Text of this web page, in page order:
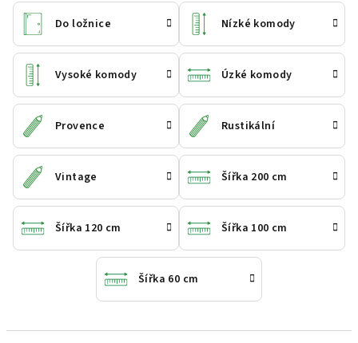
Do ložnice Nízké komody
Vysoké komody Úzké komody
Provence Rustikální
Vintage Šířka 200 cm
Šířka 120 cm Šířka 100 cm
Šířka 60 cm